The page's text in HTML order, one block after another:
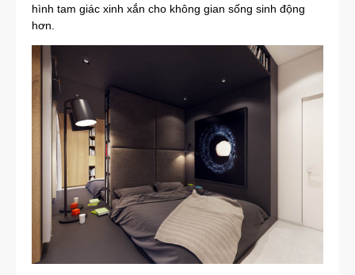
hình tam giác xinh xắn cho không gian sống sinh động
hơn.